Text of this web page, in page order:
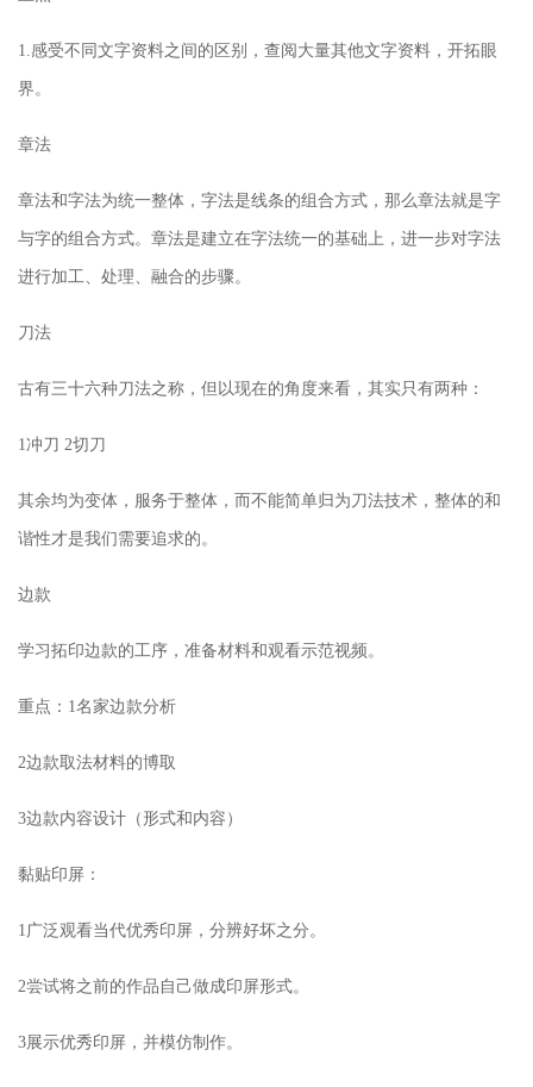
1.感受不同文字资料之间的区别，查阅大量其他文字资料，开拓眼
界。
章法
章法和字法为统一整体，字法是线条的组合方式，那么章法就是字
与字的组合方式。章法是建立在字法统一的基础上，进一步对字法
进行加工、处理、融合的步骤。
刀法
古有三十六种刀法之称，但以现在的角度来看，其实只有两种：
1冲刀 2切刀
其余均为变体，服务于整体，而不能简单归为刀法技术，整体的和
谐性才是我们需要追求的。
边款
学习拓印边款的工序，准备材料和观看示范视频。
重点：1名家边款分析
2边款取法材料的博取
3边款内容设计（形式和内容）
黏贴印屏：
1广泛观看当代优秀印屏，分辨好坏之分。
2尝试将之前的作品自己做成印屏形式。
3展示优秀印屏，并模仿制作。